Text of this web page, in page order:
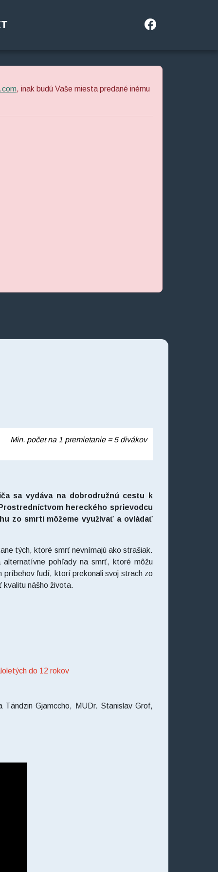
, inak budú Vaše miesta predané inému
Min. počet na 1 premietanie = 5 divákov
sa vydáva na dobrodružnú cestu k
hereckého sprievodcu
zo smrti môžeme využívať a ovládať
tých, ktoré smrť nevnímajú ako strašiak.
alternatívne pohľady na smrť, ktoré môžu
príbehov ľudí, ktorí prekonali svoj strach zo
kvalitu nášho života.
do 12 rokov
Tändzin Gjamccho, MUDr. Stanislav Grof,